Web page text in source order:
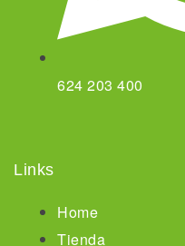
624 203 400
Links
Home
Tienda